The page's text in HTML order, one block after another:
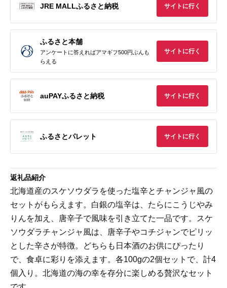
JRE MALLふるさと納税 サイトに行く
ふるさと本舗
アンケートに答えればアマギフ500円ぶんも
らえる
サイトに行く
auPAYふるさと納税 サイトに行く
ふるさとパレット サイトに行く
返礼品紹介
北海道産のスケソウダラを使った塩辛とチャンジャ風の
セットがもらえます。白銀の塩辛は、たらにこうじやみ
りんを加え、唐辛子で風味を引き立てた一品です。スケ
ソウダラチャンジャ風は、唐辛子やコチジャンでピリッ
とした辛さが特徴。どちらも日本酒のお供にぴったり
で、食卓に彩りを添えます。各100gの2個セットで、計4
個入り。北海道の海の幸を存分に楽しめる贅沢なセット